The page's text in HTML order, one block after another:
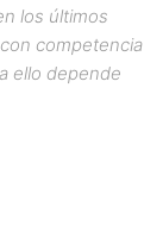
los últimos
competencia
ello depende